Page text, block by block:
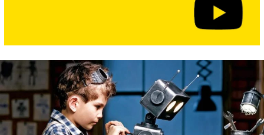
Araştırma